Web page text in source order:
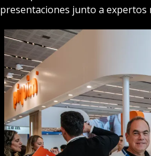
presentaciones junto a expertos